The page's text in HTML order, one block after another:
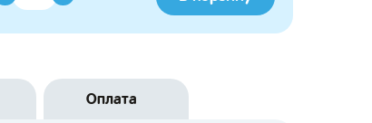
Оплата